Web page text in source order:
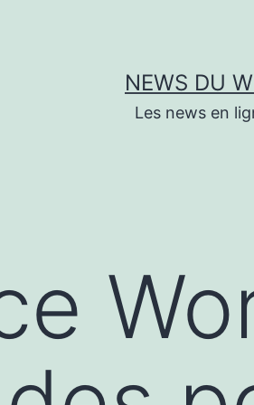
NEWS DU
Les news en